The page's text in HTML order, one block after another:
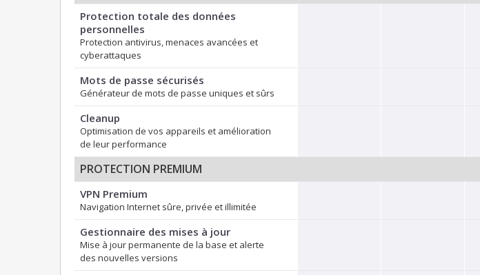
Protection totale des données
personnelles
Protection antivirus, menaces avancées et
cyberattaques
Mots de passe sécurisés
Générateur de mots de passe uniques et sûrs
Cleanup
Optimisation de vos appareils et amélioration
de leur performance
PROTECTION PREMIUM
VPN Premium
Navigation Internet sûre, privée et illimitée
Gestionnaire des mises à jour
Mise à jour permanente de la base et alerte
des nouvelles versions